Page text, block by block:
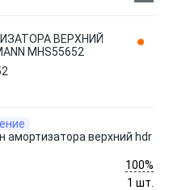
ВЕРХНИЙ
MHS55652
амортизатора верхний hdr
100%
1 шт.